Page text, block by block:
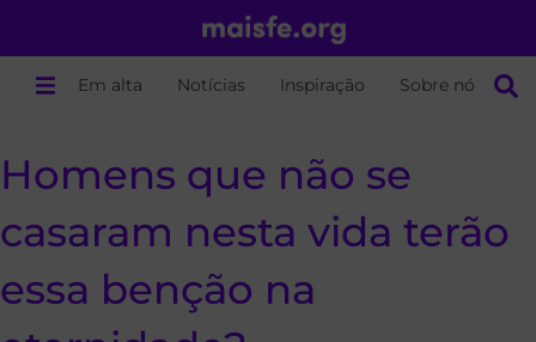
Em alta Notícias Inspiração Sobre nós
Homens que não se
casaram nesta vida terão
essa benção na